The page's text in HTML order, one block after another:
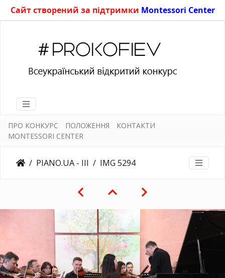
Сайт створений за підтримки Montessori Center
ПРО КОНКУРС ПОЛОЖЕННЯ
КОНТАКТИ
MONTESSORI CENTER
PIANO.UA - III IMG 5294